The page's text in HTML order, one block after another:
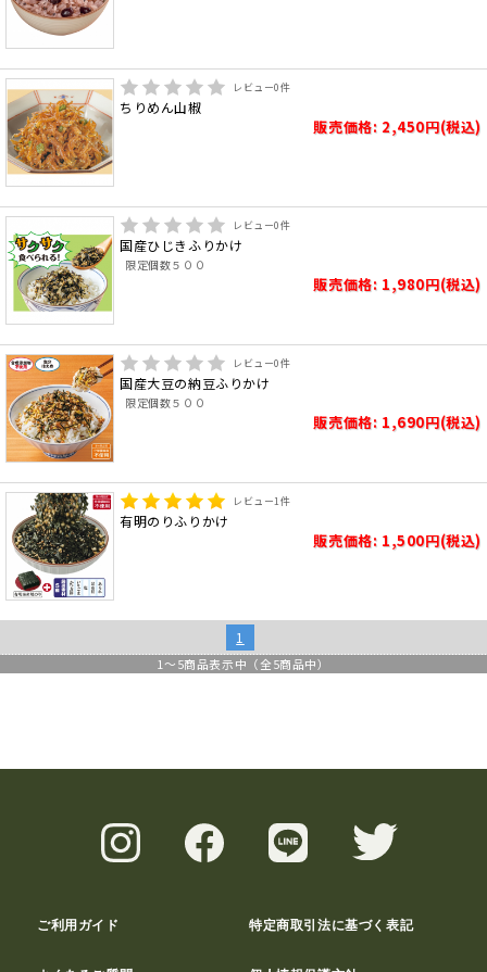
レビュー0件
ちりめん山椒
販売価格: 2,450円(税込)
レビュー0件
国産ひじきふりかけ
限定個数５００
販売価格: 1,980円(税込)
レビュー0件
国産大豆の納豆ふりかけ
限定個数５００
販売価格: 1,690円(税込)
レビュー1件
有明のりふりかけ
販売価格: 1,500円(税込)
1
1 ～5商品表示中（全5商品中）
ご利用ガイド 特定商取引法に基づく表記